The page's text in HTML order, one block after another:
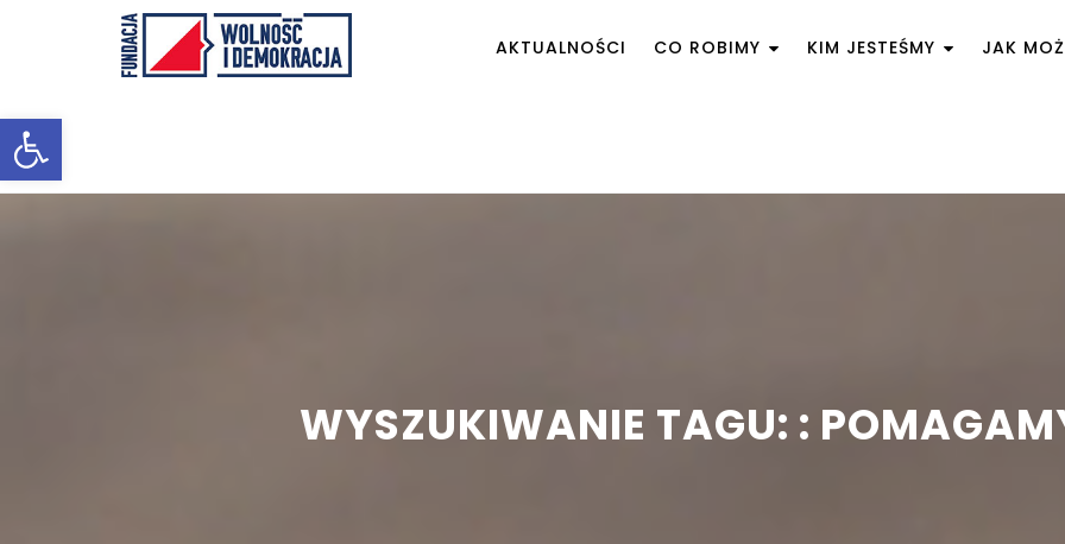
Otwórz pasek narzędzi
AKTUALNOŚCI CO ROBIMY KIM JESTEŚMY JAK
WYSZUKIWANIE TAGU: :